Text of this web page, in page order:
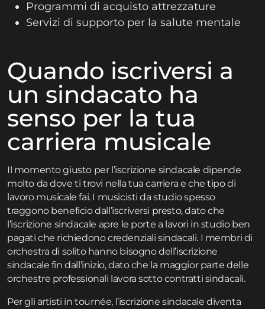
Programmi di acquisto attrezzature
Servizi di supporto per la salute mentale
Quando iscriversi a
un sindacato ha
senso per la tua
carriera musicale
Il momento giusto per l’iscrizione sindacale dipende
molto da dove ti trovi nella tua carriera e che tipo di
lavoro musicale fai. I musicisti da studio spesso
traggono beneficio dall’iscriversi presto, dato che
l’iscrizione sindacale apre le porte a lavori in studio ben
pagati che richiedono credenziali sindacali. I membri di
orchestra di solito hanno bisogno dell’iscrizione
sindacale fin dall’inizio, dato che la maggior parte delle
orchestre professionali lavora sotto contratti sindacali.
Per gli artisti in tournée, l’iscrizione sindacale diventa